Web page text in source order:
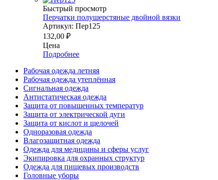
Быстрый просмотр
Перчатки полушерстяные двойной вязки
Артикул: Пер125
132,00 ₽
Цена
Подробнее
Рабочая одежда летняя
Рабочая одежда утеплённая
Сигнальная одежда
Антистатическая одежда
Защита от повышенных температур
Защита от электрической дуги
Защита от кислот и щелочей
Одноразовая одежда
Влагозащитная одежда
Одежда для медицины и сферы услуг
Экипировка для охранных структур
Одежда для пищевых производств
Головные уборы